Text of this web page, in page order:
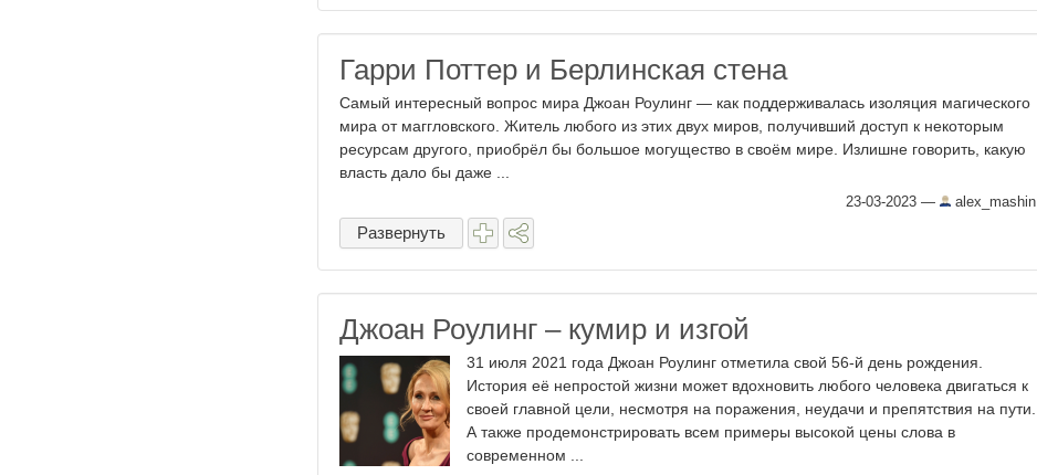
Гарри Поттер и Берлинская стена
Самый интересный вопрос мира Джоан Роулинг — как поддерживалась изоляция магического
мира от маггловского. Житель любого из этих двух миров, получивший доступ к некоторым
ресурсам другого, приобрёл бы большое могущество в своём мире. Излишне говорить, какую
власть дало бы даже ...
23-03-2023 — alex_mashin
Развернуть
Джоан Роулинг – кумир и изгой
31 июля 2021 года Джоан Роулинг отметила свой 56-й день рождения.
История её непростой жизни может вдохновить любого человека двигаться к
своей главной цели, несмотря на поражения, неудачи и препятствия на пути.
А также продемонстрировать всем примеры высокой цены слова в
современном ...